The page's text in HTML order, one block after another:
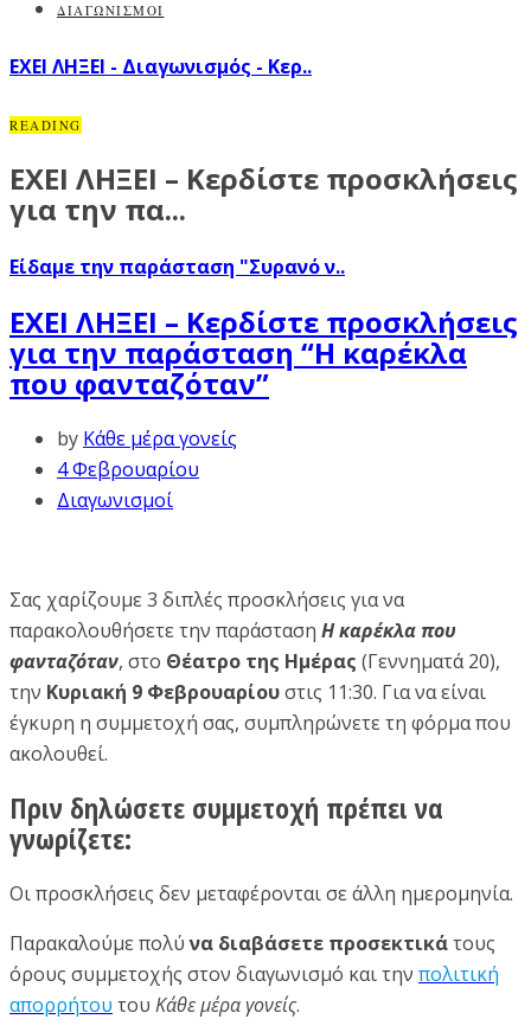
ΔΙΑΓΩΝΙΣΜΟΙ
ΕΧΕΙ ΛΗΞΕΙ - Διαγωνισμός - Κερ..
READING
ΕΧΕΙ ΛΗΞΕΙ – Κερδίστε προσκλήσεις
για την πα...
Είδαμε την παράσταση "Συρανό ν..
ΕΧΕΙ ΛΗΞΕΙ – Κερδίστε προσκλήσεις
για την παράσταση “Η καρέκλα
που φανταζόταν”
by Κάθε μέρα γονείς
4 Φεβρουαρίου
Διαγωνισμοί
Σας χαρίζουμε 3 διπλές προσκλήσεις για να
παρακολουθήσετε την παράσταση Η καρέκλα που
φανταζόταν, στο Θέατρο της Ημέρας (Γεννηματά 20),
την Κυριακή 9 Φεβρουαρίουστις 11:30. Για να είναι
έγκυρη η συμμετοχή σας, συμπληρώνετε τη φόρμα που
ακολουθεί.
Πριν δηλώσετε συμμετοχή πρέπει να
γνωρίζετε:
Οι προσκλήσεις δεν μεταφέρονται σε άλλη ημερομηνία.
Παρακαλούμε πολύνα διαβάσετε προσεκτικάτους
όρους συμμετοχής στον διαγωνισμό και την πολιτική
απορρήτου του Κάθε μέρα γονείς.